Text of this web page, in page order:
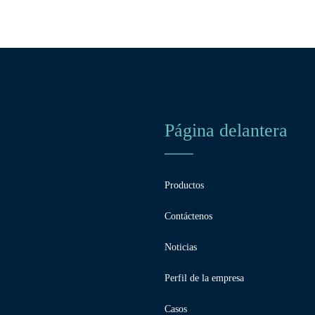
Página delantera
Productos
Contáctenos
Noticias
Perfil de la empresa
Casos